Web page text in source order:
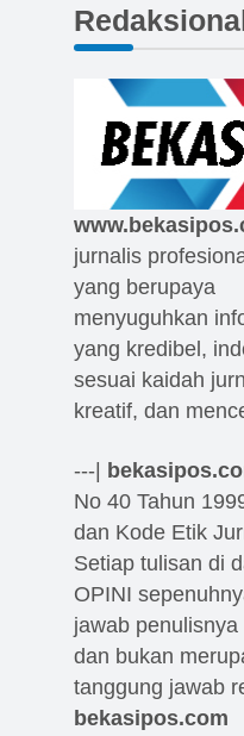
jurnalis
yang berupaya
menyuguhkan
yang kredibel,
sesuai kaidah
kreatif, dan
---|
No 40 Tahun
dan Kode Etik
Setiap tulisan di
OPINI
jawab
dan bukan
tanggung jawab
bekasipos.com